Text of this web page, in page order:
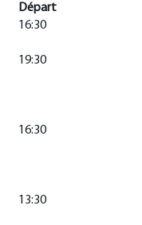
Départ
16:30
19:30
16:30
13:30